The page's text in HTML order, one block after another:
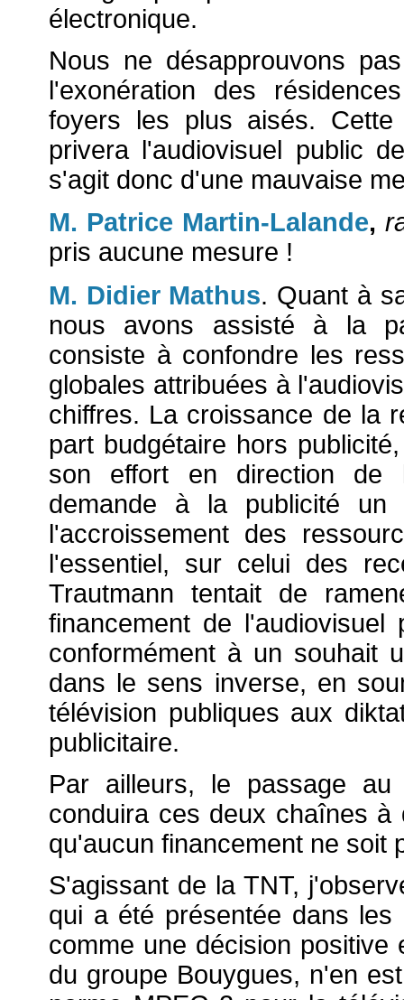
électronique.
Nous ne désapprouvons
l'exonération des
foyers les plus aisés.
privera l'audiovisuel public
s'agit donc d'une mauvaise
M. Patrice Martin-Lalande,
pris aucune mesure !
M. Didier Mathus. Quant à
nous avons assisté à la
consiste à confondre les
globales attribuées à
chiffres. La croissance de la
part budgétaire hors
son effort en direction de
demande à la publicité un
l'accroissement des
l'essentiel, sur celui des
Trautmann tentait de
financement de
conformément à un souhait
dans le sens inverse, en
télévision publiques aux
publicitaire.
Par ailleurs, le passage
conduira ces deux chaînes à
qu'aucun financement ne soit
S'agissant de la TNT,
qui a été présentée dans
comme une décision positive
du groupe Bouygues, n'en